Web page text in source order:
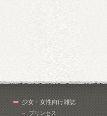
少女・女性向け雑誌
プリンセス